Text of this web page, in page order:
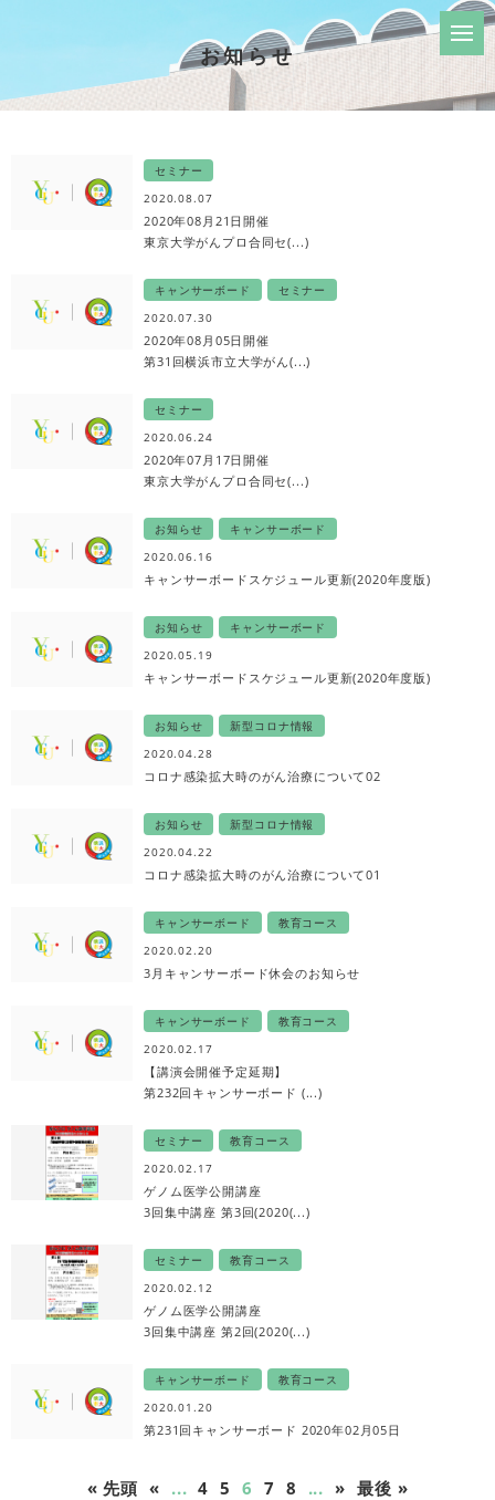
お知らせ
セミナー
2020.08.07
2020年08月21日開催
東京大学がんプロ合同セ(...)
キャンサーボード
セミナー
2020.07.30
2020年08月05日開催
第31回横浜市立大学がん(...)
セミナー
2020.06.24
2020年07月17日開催
東京大学がんプロ合同セ(...)
お知らせ
キャンサーボード
2020.06.16
キャンサーボードスケジュール更新(2020年度版)
お知らせ
キャンサーボード
2020.05.19
キャンサーボードスケジュール更新(2020年度版)
お知らせ
新型コロナ情報
2020.04.28
コロナ感染拡大時のがん治療について02
お知らせ
新型コロナ情報
2020.04.22
コロナ感染拡大時のがん治療について01
キャンサーボード
教育コース
2020.02.20
3月キャンサーボード休会のお知らせ
キャンサーボード
教育コース
2020.02.17
【講演会開催予定延期】
第232回キャンサーボード (...)
セミナー
教育コース
2020.02.17
ゲノム医学公開講座
3回集中講座 第3回(2020(...)
セミナー
教育コース
2020.02.12
ゲノム医学公開講座
3回集中講座 第2回(2020(...)
キャンサーボード
教育コース
2020.01.20
第231回キャンサーボード 2020年02月05日
« 先頭 « ... 4 5 6 7 8 ... » 最後 »